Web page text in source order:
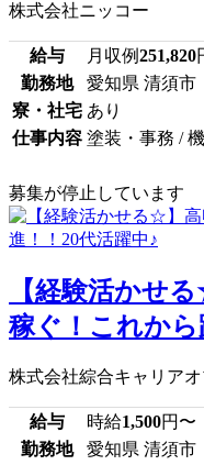
株式会社ニッコー
給与 月収例251,820
勤務地
愛知県 清須市
寮・社宅 あり
仕事内容 塗装・事務 /
募集が停止しています
【経験活かせ
稼ぐ！これから
株式会社綜合キャリア
給与 時給1,500円〜
勤務地
愛知県 清須市